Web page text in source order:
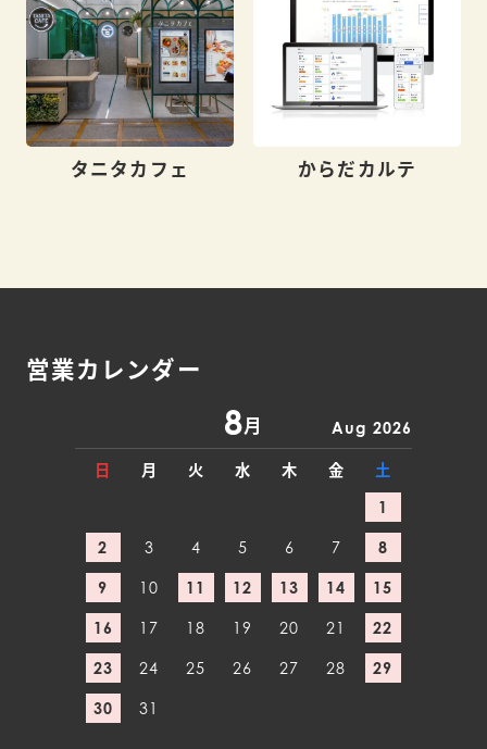
タニタカフェ からだカルテ
営業カレンダー
8月 Aug 2026
日 月 火 水 木 金
土
1
2 3 4 5 6 7 8
9 10 11 12 13 14 15
16 17 18 19 20 21 22
23 24 25 26 27 28 29
30 31